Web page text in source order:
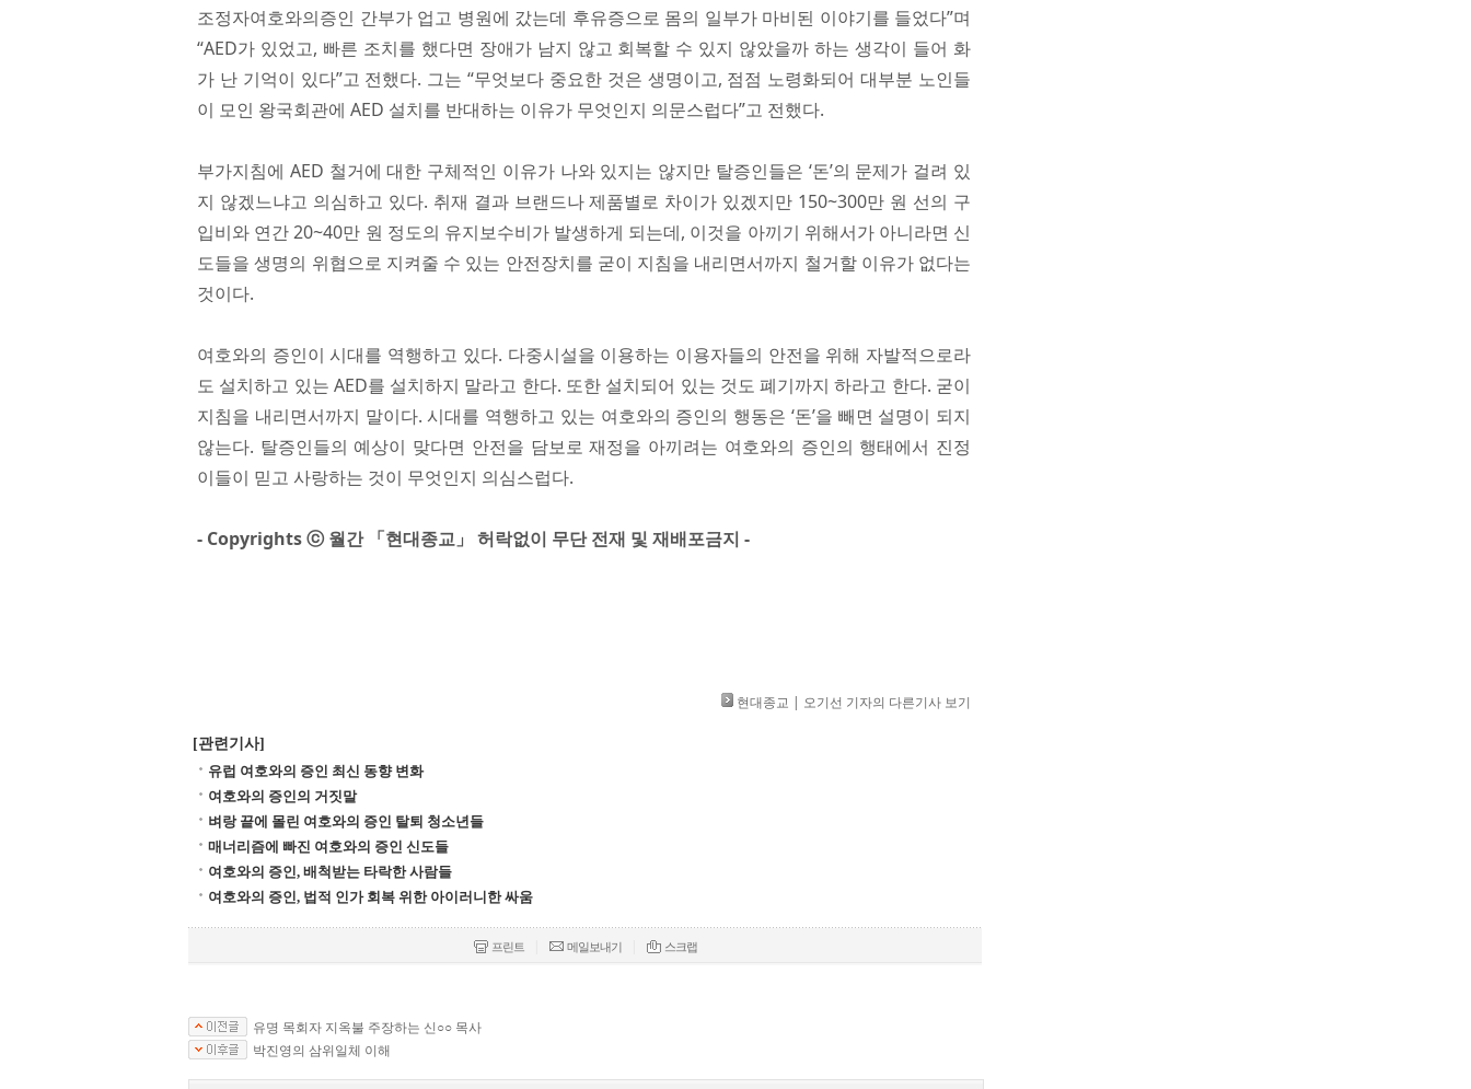
조정자여호와의증인 간부가 업고 병원에 갔는데 후유증으로 몸의 일부가 마비된 이야기를 들었다”며
“AED가 있었고, 빠른 조치를 했다면 장애가 남지 않고 회복할 수 있지 않았을까 하는 생각이 들어 화
가 난 기억이 있다”고 전했다. 그는 “무엇보다 중요한 것은 생명이고, 점점 노령화되어 대부분 노인들
이 모인 왕국회관에 AED 설치를 반대하는 이유가 무엇인지 의문스럽다”고 전했다.
부가지침에 AED 철거에 대한 구체적인 이유가 나와 있지는 않지만 탈증인들은 ‘돈’의 문제가 걸려 있
지 않겠느냐고 의심하고 있다. 취재 결과 브랜드나 제품별로 차이가 있겠지만 150~300만 원 선의 구
입비와 연간 20~40만 원 정도의 유지보수비가 발생하게 되는데, 이것을 아끼기 위해서가 아니라면 신
도들을 생명의 위협으로 지켜줄 수 있는 안전장치를 굳이 지침을 내리면서까지 철거할 이유가 없다는
것이다.
여호와의 증인이 시대를 역행하고 있다. 다중시설을 이용하는 이용자들의 안전을 위해 자발적으로라
도 설치하고 있는 AED를 설치하지 말라고 한다. 또한 설치되어 있는 것도 폐기까지 하라고 한다. 굳이
지침을 내리면서까지 말이다. 시대를 역행하고 있는 여호와의 증인의 행동은 ‘돈’을 빼면 설명이 되지
않는다. 탈증인들의 예상이 맞다면 안전을 담보로 재정을 아끼려는 여호와의 증인의 행태에서 진정
이들이 믿고 사랑하는 것이 무엇인지 의심스럽다.
- Copyrights ⓒ 월간 「현대종교」 허락없이 무단 전재 및 재배포금지 -
현대종교 | 오기선 기자의 다른기사 보기
[관련기사]
유럽 여호와의 증인 최신 동향 변화
여호와의 증인의 거짓말
벼랑 끝에 몰린 여호와의 증인 탈퇴 청소년들
매너리즘에 빠진 여호와의 증인 신도들
여호와의 증인, 배척받는 타락한 사람들
여호와의 증인, 법적 인가 회복 위한 아이러니한 싸움
프린트 메일보내기 스크랩
유명 목회자 지옥불 주장하는 신○○ 목사
박진영의 삼위일체 이해